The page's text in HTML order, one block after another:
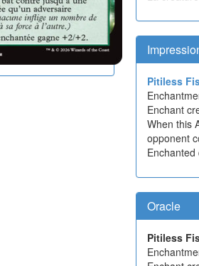
Pitiless
Enchant
When this
opponent
Oracle
Pitiless